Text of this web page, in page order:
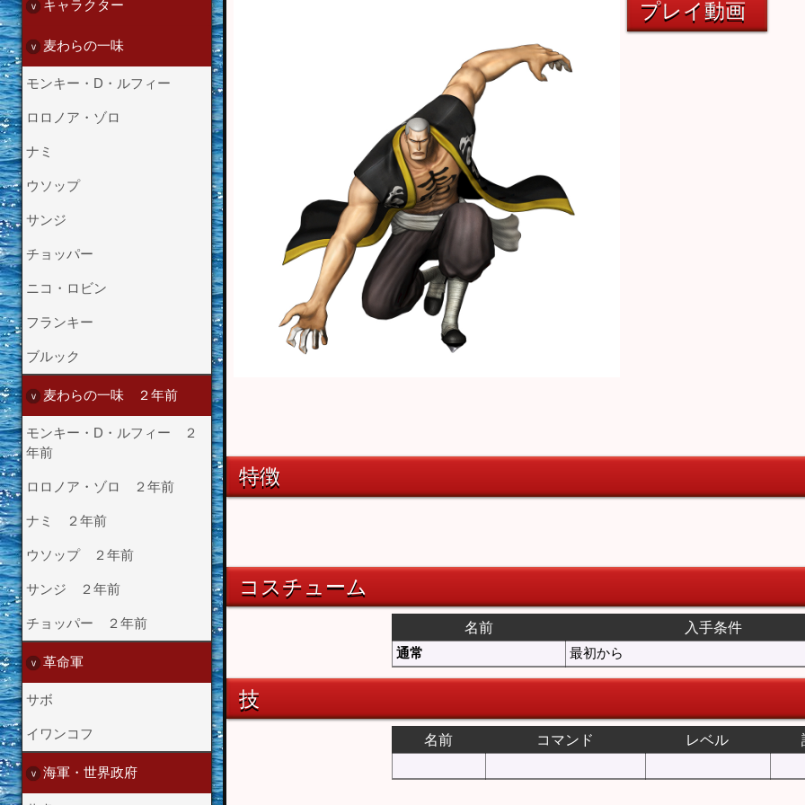
プレイ動画
特徴
コスチューム
名前 入手条件
通常 最初から
技
名前 コマンド レベル
キャラクター
麦わらの一味
モンキー・D・ルフィー
ロロノア・ゾロ
ナミ
ウソップ
サンジ
チョッパー
ニコ・ロビン
フランキー
ブルック
麦わらの一味 ２年前
モンキー・D・ルフィー ２
年前
ロロノア・ゾロ ２年前
ナミ ２年前
ウソップ ２年前
サンジ ２年前
チョッパー ２年前
革命軍
サボ
イワンコフ
海軍・世界政府